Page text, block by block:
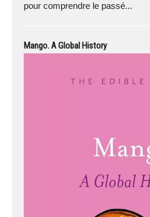
pour comprendre le passé...
Mango. A Global History